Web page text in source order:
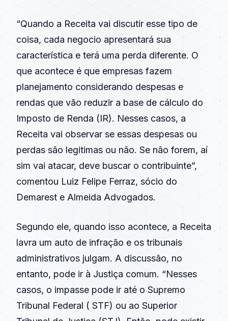
“Quando a Receita vai discutir esse tipo de
coisa, cada negocio apresentará sua
característica e terá uma perda diferente. O
que acontece é que empresas fazem
planejamento considerando despesas e
rendas que vão reduzir a base de cálculo do
Imposto de Renda (IR). Nesses casos, a
Receita vai observar se essas despesas ou
perdas são legitimas ou não. Se não forem, aí
sim vai atacar, deve buscar o contribuinte”,
comentou Luiz Felipe Ferraz, sócio do
Demarest e Almeida Advogados.
Segundo ele, quando isso acontece, a Receita
lavra um auto de infração e os tribunais
administrativos julgam. A discussão, no
entanto, pode ir à Justiça comum. “Nesses
casos, o impasse pode ir até o Supremo
Tribunal Federal ( STF) ou ao Superior